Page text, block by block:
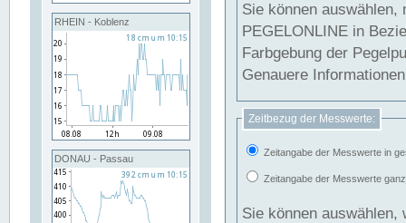
RHEIN - Koblenz
DONAU - Passau
Sie können
PEGELONLINE in Beziehung
Farbgebung der
Genauere
Zeitbezug der Messwerte:
Zeitangabe der Messwerte in
Zeitangabe der Messwerte
Sie können auswählen,